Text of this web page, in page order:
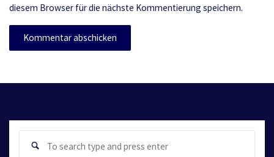
diesem Browser für die nächste Kommentierung speichern.
Search